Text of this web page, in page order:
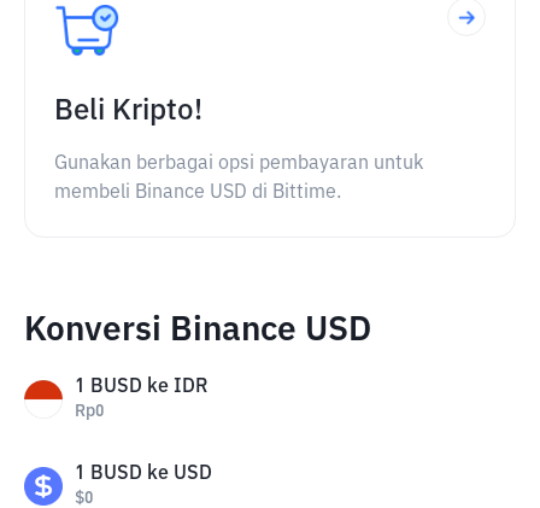
Beli Kripto!
Gunakan berbagai opsi pembayaran untuk
membeli Binance USD di Bittime.
Konversi Binance USD
1 BUSD ke IDR
Rp0
1 BUSD ke USD
$0